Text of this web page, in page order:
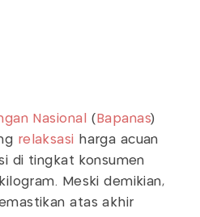
Nasional ( Bapanas)
relaksasi harga acuan
di tingkat konsumen
Meski demikian,
atas akhir